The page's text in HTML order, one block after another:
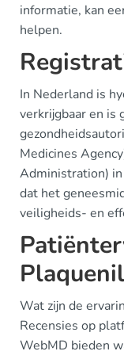
informatie, kan
helpen.
In Nederland is
verkrijgbaar en is
Medicines
Administration)
dat het
veiligheids- en
Plaquenil
Wat zijn de
Recensies op
WebMD bieden